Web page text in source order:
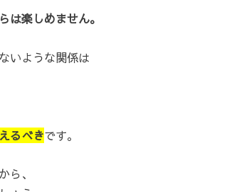
は楽しめません。
いような関係は
るべきです。
、